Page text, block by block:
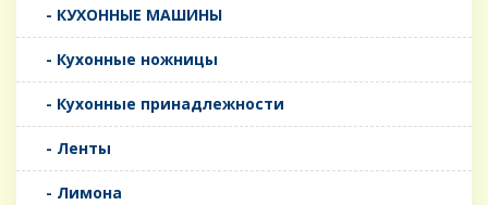
- КУХОННЫЕ МАШИНЫ
- Кухонные ножницы
- Кухонные принадлежности
- Ленты
- Лимона